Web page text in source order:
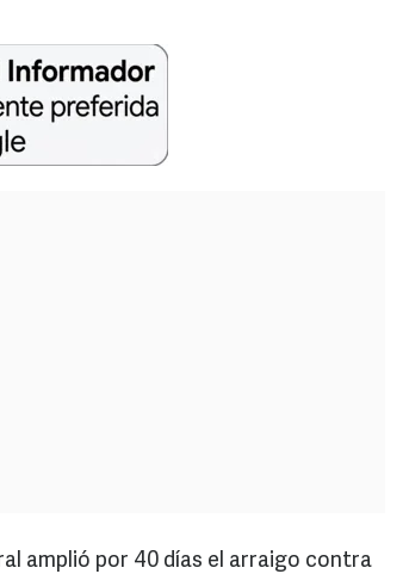
amplió por 40 días el arraigo contra